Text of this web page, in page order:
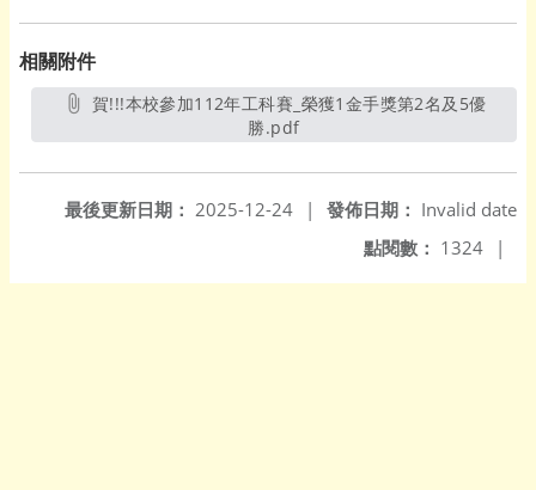
相關附件
勝.pdf另開新視窗
發佈日期： Invalid date
最後更新日期： 2025-12-24
|
點閱數： 1324 |